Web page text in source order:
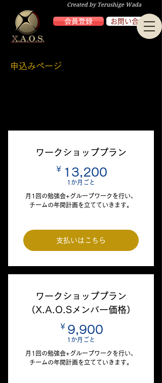
Created by Terushige Wada
お問い合わせ
会員登録
申込みページ
ワークショッププラン
￥ 13,200
1か月ごと
月1回の勉強会+グループワークを行い、
チームの年間計画を立てていきます。
支払いはこちら
ワークショッププラン
（X.A.O.Sメンバー価格）
￥ 9,900
1か月ごと
月1回の勉強会+グループワークを行い、
チームの年間計画を立てていきます。